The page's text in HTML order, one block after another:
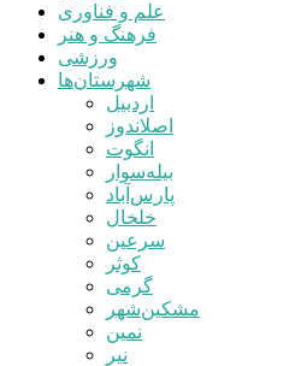
علم و فناوری
فرهنگ و هنر
ورزشی
شهرستان‌ها
اردبیل
اصلاندوز
انگوت
بیله‌سوار
پارس‌آباد
خلخال
سرعین
کوثر
گرمی
مشکین‌شهر
نمین
نیر